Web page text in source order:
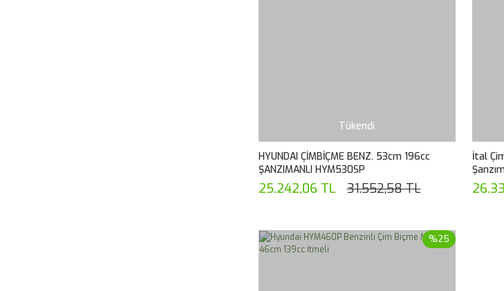
Tükendi
HYUNDAI ÇİMBİÇME BENZ. 53cm 196cc
ŞANZIMANLI HYM530SP
25.242,06 TL 31.552,58 TL
İtal
%25